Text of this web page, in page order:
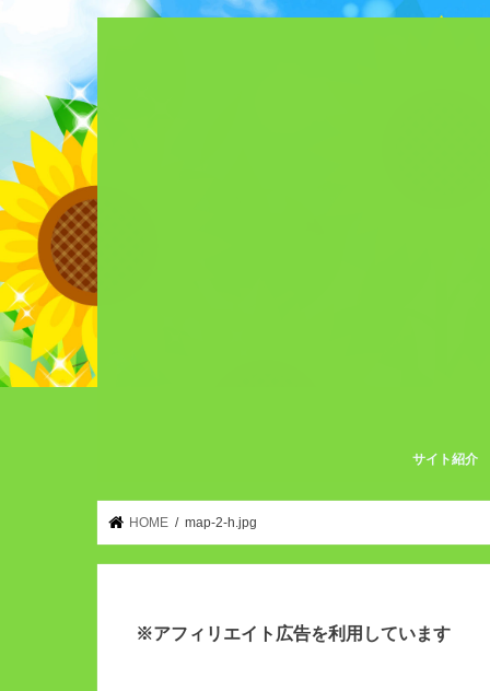
サイト紹介
HOME map-2-h.jpg
※アフィリエイト広告を利用しています